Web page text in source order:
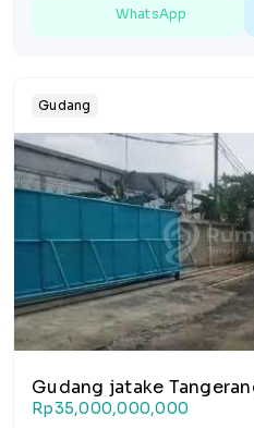
WhatsApp
Gudang
Gudang jatake
Rp35,000,000,000